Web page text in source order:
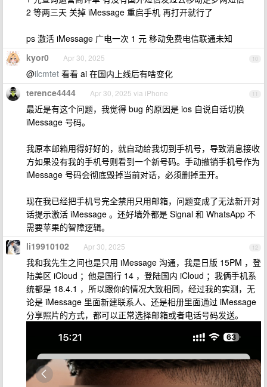
2 等两三天 关掉 iMessage 重启手机 再打开就行了
ps 激活 iMessage 广电一次 1 元 移动免费电信联通未知
10
kyor0 Apr 30, 2025
@ilcmtet 看看 ai 在国内上线后有啥变化
11
terence4444 Apr 30, 2025 via iPhone
最近是有这个问题，我觉得 bug 的原因是 ios 自说自话切换
iMessage 号码。
我原本邮箱用得好好的，就自动给我切到手机号，导致消息接收
方如果没有我的手机号则看到一个新号码。手动撤销手机号作为
iMessage 号码会彻底毁掉当前对话，必须删掉重开。
现在我已经把手机号完全禁用只用邮箱，问题变成了无法新开对
话提示激活 iMessage 。还好墙外都是 Signal 和 WhatsApp 不
需要苹果的智障逻辑。
12
li19910102 Apr 30, 2025
我和我先生之间也是只用 iMessage 沟通，我是日版 15PM ，登
陆美区 iCloud ；他是国行 14 ，登陆国内 iCloud ；我俩手机系
统都是 18.4.1 ，所以跟你的情况大致相同，经过我的实测，无
论是 iMessage 里面新建联系人、还是相册里面通过 iMessage
分享照片的方式，都可以正常选择邮箱或者电话号码发送。